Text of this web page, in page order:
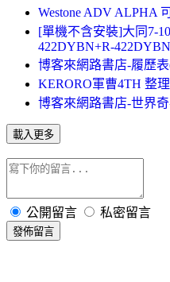
Westone ADV ALPHA
[單機不含安裝]大同7-
422DYBN+R-
博客來網路書店-履歷
KERORO軍曹4TH 整
博客來網路書店-世界
載入更多
公開留言 私密留言
發佈留言